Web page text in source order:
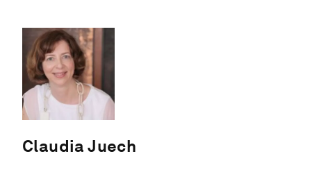
Claudia Juech